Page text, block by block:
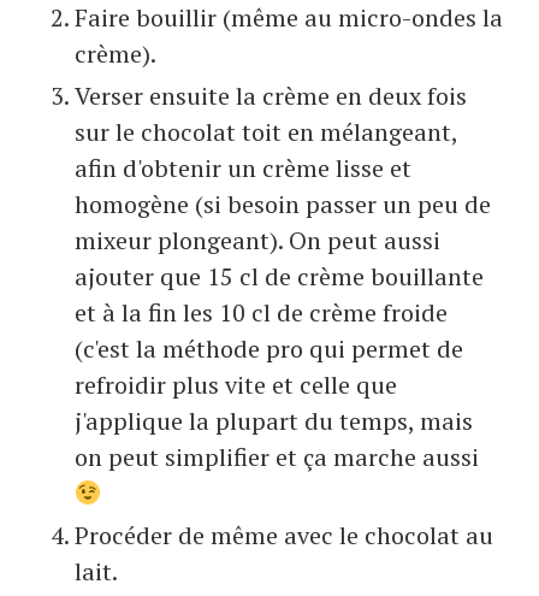
Faire bouillir (même au micro-ondes la
crème).
Verser ensuite la crème en deux fois
sur le chocolat toit en mélangeant,
afin d'obtenir un crème lisse et
homogène (si besoin passer un peu de
mixeur plongeant). On peut aussi
ajouter que 15 cl de crème bouillante
et à la fin les 10 cl de crème froide
(c'est la méthode pro qui permet de
refroidir plus vite et celle que
j'applique la plupart du temps, mais
on peut simplifier et ça marche aussi
Procéder de même avec le chocolat au
lait.